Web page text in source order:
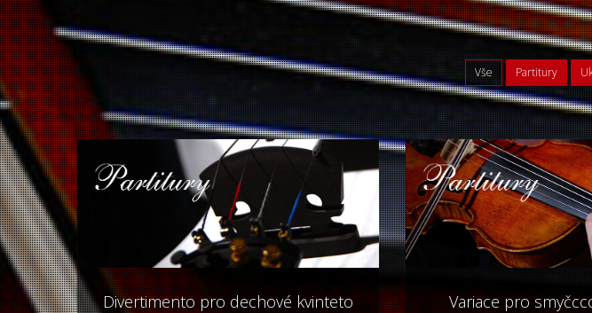
Vše Partitury
Divertimento pro dechové kvinteto Variace pro